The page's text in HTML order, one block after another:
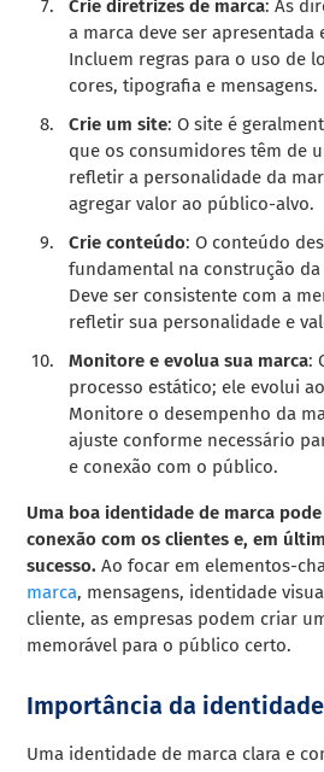
Crie diretrizes de marca: As
a marca deve ser apresentada
Incluem regras para o uso de
cores, tipografia e mensagens.
Crie um site: O site é
que os consumidores têm de
refletir a personalidade da
agregar valor ao público-alvo.
Crie conteúdo: O conteúdo
fundamental na construção
Deve ser consistente com a
refletir sua personalidade e
Monitore e evolua sua marca:
processo estático; ele evolui
Monitore o desempenho da
ajuste conforme necessário
e conexão com o público.
Uma boa identidade de marca
conexão com os clientes e, em
sucesso. Ao focar em elementos-
marca, mensagens, identidade
cliente, as empresas podem criar
memorável para o público certo.
Importância da
Uma identidade de marca clara e